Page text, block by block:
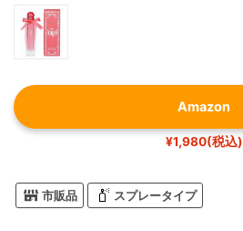
Amazon
¥1,980(税込)
市販品 スプレータイプ